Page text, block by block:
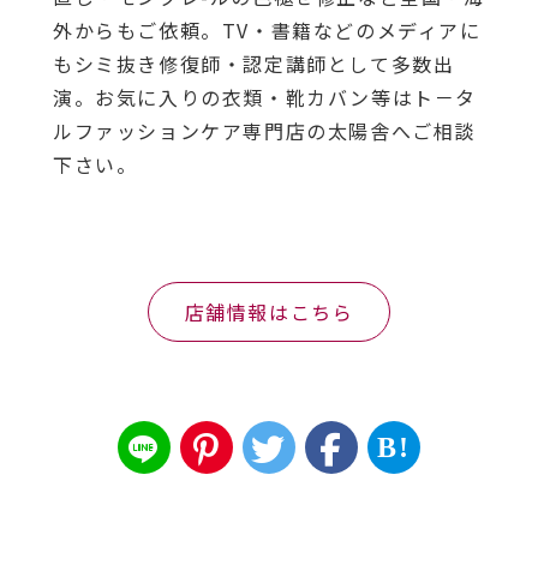
外からもご依頼。TV・書籍などのメディアに
もシミ抜き修復師・認定講師として多数出
演。お気に入りの衣類・靴カバン等はト－タ
ルファッションケア専門店の太陽舎へご相談
下さい。
店舗情報はこちら
B!